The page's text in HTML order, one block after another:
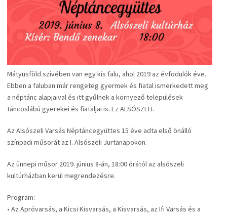
Mátyusföld szívében van egy kis falu, ahol 2019 az évfodulók éve.
Ebben a faluban már rengeteg gyermek és fiatal ismerkedett meg
a néptánc alapjaival és itt gyűlnek a környező települések
táncoslábú gyerekei és fiataljai is. Ez ALSÓSZELI.
Az Alsószeli Varsás Néptáncegyüttes 15 éve adta első önálló
színpadi műsorát az I. Alsószeli Jurtanapokon.
Az ünnepi műsor 2019. június 8-án, 18:00 órától az alsószeli
kultúrházban kerül megrendezésre.
Program:
• Az Apróvarsás, a Kicsi Kisvarsás, a Kisvarsás, az Ifi Varsás és a